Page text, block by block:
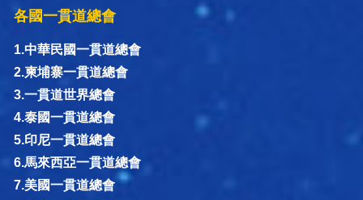
各國一貫道總會
1.中華民國一貫道總會
2.柬埔寨一貫道總會
3.一貫道世界總會
4.泰國一貫道總會
5.印尼一貫道總會
6.馬來西亞一貫道總會
7.美國一貫道總會